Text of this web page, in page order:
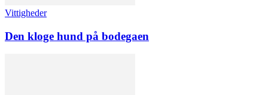
Vittigheder
Den kloge hund på bodegaen